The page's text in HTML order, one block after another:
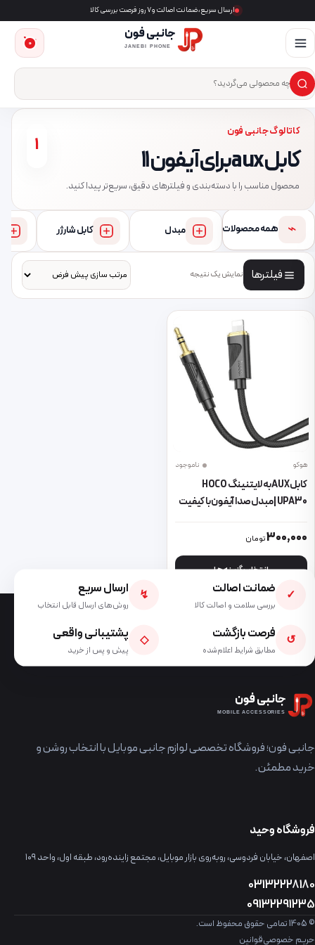
ارسال سریع، ضمانت اصالت و ۷ روز فرصت بررسی کالا
جانبی فون
JANEBI PHONE
جست‌وجوی محصول
×
0
کاتالوگ جانبی فون
کابل aux برای آیفون ۱۱
محصول مناسب را با دسته‌بندی و فیلترهای دقیق، سریع‌تر پیدا کنید.
1
⌁ همه محصولات مبدل کابل شارژر
فیلترها نمایش یک نتیجه
هوکو ناموجود
کابل AUX به لایتنینگ HOCO
UPA30 | مبدل صدا آیفون با کیفیت
300,000تومان
انتخاب گزینه ها
این محصول دارای انواع مختلفی می باشد. گزینه ها ممکن است در
✓ ضمانت اصالت
بررسی سلامت و اصالت کالا
↯ ارسال سریع
روش‌های ارسال قابل انتخاب
↺ فرصت بازگشت
مطابق شرایط اعلام‌شده
◇ پشتیبانی واقعی
پیش و پس از خرید
جانبی فون
MOBILE ACCESSORIES
جانبی فون؛ فروشگاه تخصصی لوازم جانبی موبایل با انتخاب روشن و
خرید مطمئن.
فروشگاه وحید
اصفهان، خیابان فردوسی، روبه‌روی بازار موبایل، مجتمع زاینده‌رود، طبقه اول، واحد ۱۰۹
03132228180
09132291235
© 1405 تمامی حقوق محفوظ است.
حریم خصوصیقوانین